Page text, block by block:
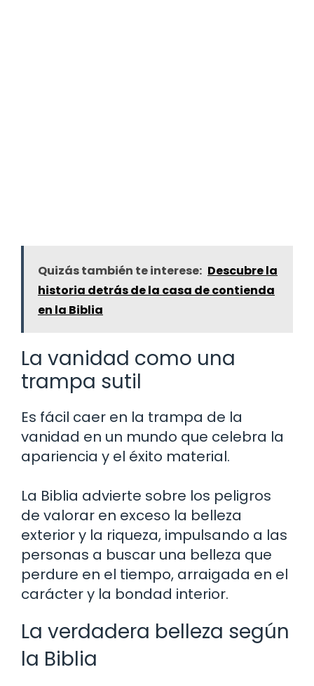
Quizás también te interese: Descubre la
historia detrás de la casa de contienda
en la Biblia
La vanidad como una
trampa sutil
Es fácil caer en la trampa de la
vanidad en un mundo que celebra la
apariencia y el éxito material.
La Biblia advierte sobre los peligros
de valorar en exceso la belleza
exterior y la riqueza, impulsando a las
personas a buscar una belleza que
perdure en el tiempo, arraigada en el
carácter y la bondad interior.
La verdadera belleza según
la Biblia